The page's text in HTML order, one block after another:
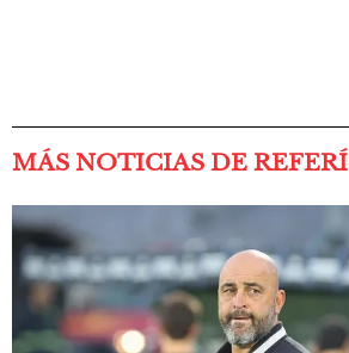
MÁS NOTICIAS DE REFERÍ